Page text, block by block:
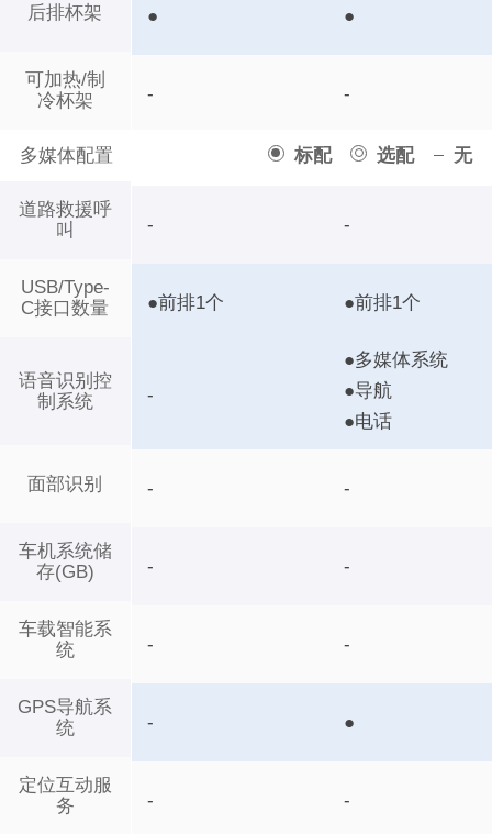
后排杯架
可加热/制
冷杯架
多媒体配置 标配 选配 无
道路救援呼
叫
USB/Type-
C接口数量
语音识别控
制系统
面部识别
车机系统储
存(GB)
车载智能系
统
GPS导航系
统
定位互动服
务
● ●
- -
- -
●前排1个 ●前排1个
-
●多媒体系统
●导航
●电话
- -
- -
- -
- ●
- -